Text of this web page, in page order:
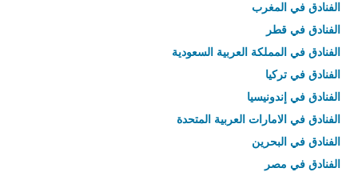
الفنادق في المغرب
الفنادق في قطر
الفنادق في المملكة العربية السعودية
الفنادق في تركيا
الفنادق في إندونيسيا
الفنادق في الامارات العربية المتحدة
الفنادق في البحرين
الفنادق في مصر